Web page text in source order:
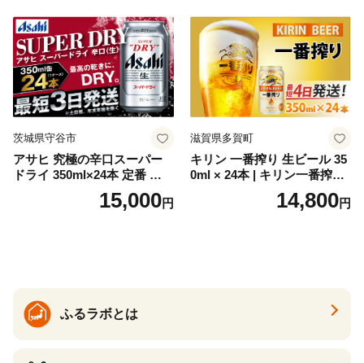
セット 詰め合わせ カクテル
ソーダ割り アルコール ロッ
ク ソーダ ジントニック 】
茨城県守谷市
アサヒ 究極の辛口スーパー
ドライ 350ml×24本 定番 ビー
ル 缶ビール 酒 お酒 アルコー
15,000円
滋賀県多賀町
キリン 一番搾り 生ビール 35
0ml × 24本 | キリン一番搾り
キリンビール 一番搾り ビー
ル 24缶 きりんいちばんしぼ
14,800円
ふるラボとは